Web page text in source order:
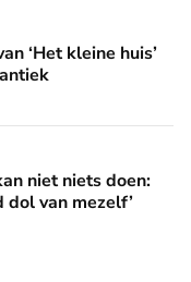
huis’ biedt fijne
‘Het kleine huis’
‘Ik word soms
niet niets doen:
dol van mezelf’